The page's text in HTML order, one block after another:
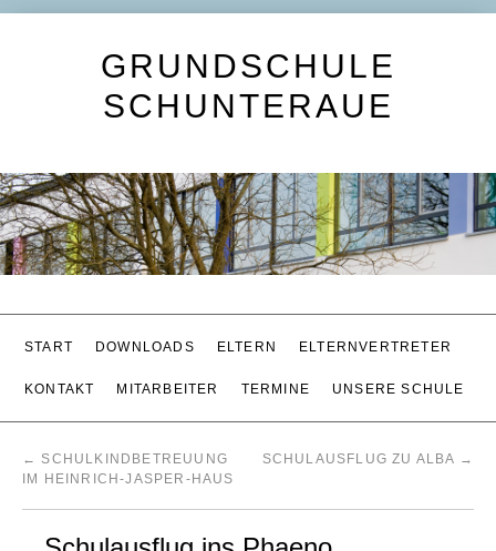
GRUNDSCHULE
SCHUNTERAUE
START DOWNLOADS ELTERN ELTERNVERTRETER
KONTAKT MITARBEITER TERMINE UNSERE SCHULE
← SCHULKINDBETREUUNG
IM HEINRICH-JASPER-HAUS
SCHULAUSFLUG ZU ALBA →